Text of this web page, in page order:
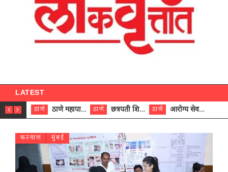
LATEST
ठाणे ठाणे महापालिकेच्या नऊ प्रभाग समित्यांवर अध्यक्ष विराजमान ठाणे छत्रपती शिवाजी महाराज रुग्णालयात दुर्मिळ ट्युमरची यशस्वी शस्त्रक्रिया ठाणे आरोग्य सेवक (पुरुष) पदावरून ११ कर्मचाऱ्यांना आरोग्य सहाय्यक (पुरुष) पदावर पदोन्नती; मुख्य कार्यकारी अधिकारी रणजित यादव यांच्या हस्ते आदेश वितरण
कल्याण मुंबई